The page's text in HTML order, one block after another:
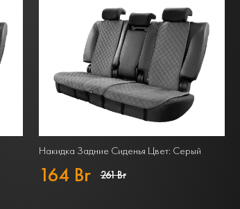
Накидка Задние Сиденья Цвет: Серый
164 Br 261 Br